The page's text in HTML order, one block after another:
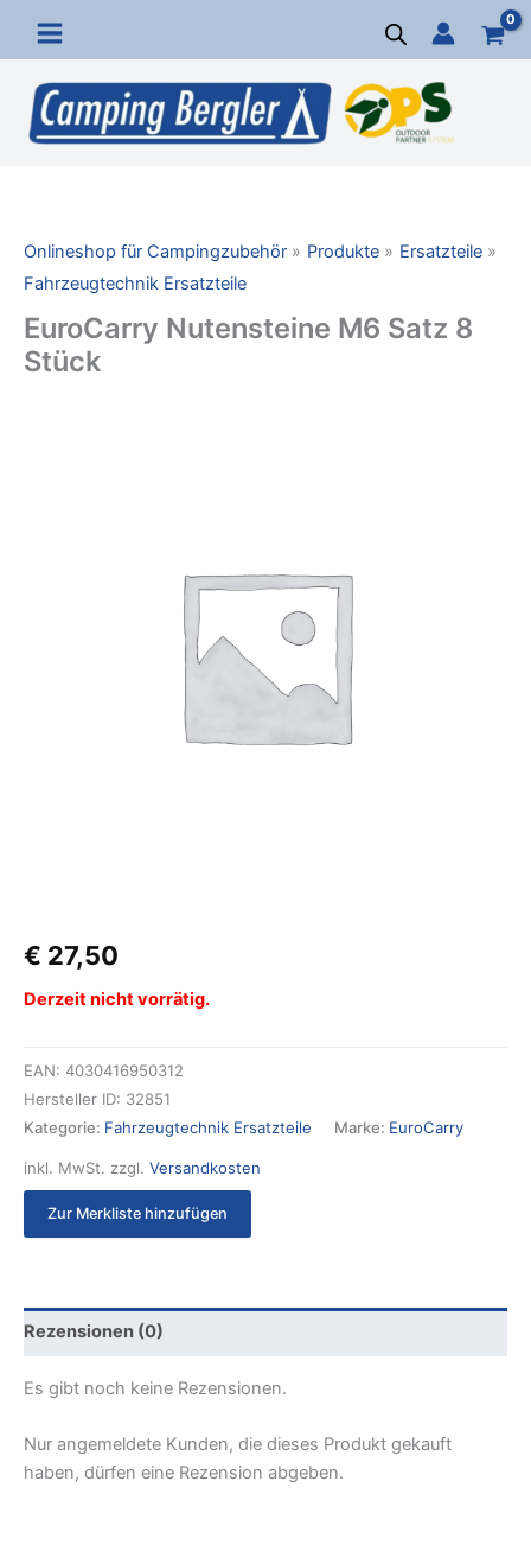
Inhalt
springen
Onlineshop für Campingzubehör Produkte
Ersatzteile
Fahrzeugtechnik Ersatzteile
EuroCarry Nutensteine M6 Satz 8
Stück
€ 27,50
Derzeit nicht vorrätig.
EAN: 4030416950312
Hersteller ID: 32851
Kategorie: Fahrzeugtechnik Ersatzteile Marke: EuroCarry
inkl. MwSt. zzgl. Versandkosten
Zur Merkliste hinzufügen
Rezensionen (0)
Es gibt noch keine Rezensionen.
Nur angemeldete Kunden, die dieses Produkt gekauft
haben, dürfen eine Rezension abgeben.